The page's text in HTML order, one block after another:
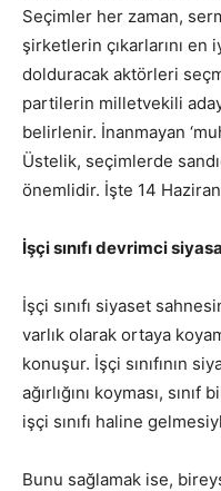
Seçimler her zaman,
şirketlerin çıkarlarını en
dolduracak aktörleri
partilerin milletvekili
belirlenir. İnanmayan
Üstelik, seçimlerde
önemlidir. İşte 14
İşçi sınıfı devrimci
İşçi sınıfı siyaset
varlık olarak ortaya
konuşur. İşçi sınıfının
ağırlığını koyması,
işçi sınıfı haline
Bunu sağlamak ise,